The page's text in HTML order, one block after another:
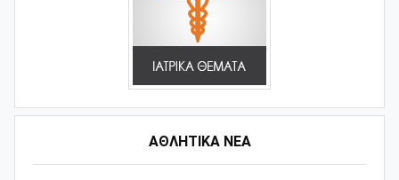
ΑΘΛΗΤΙΚΆ ΝΈΑ